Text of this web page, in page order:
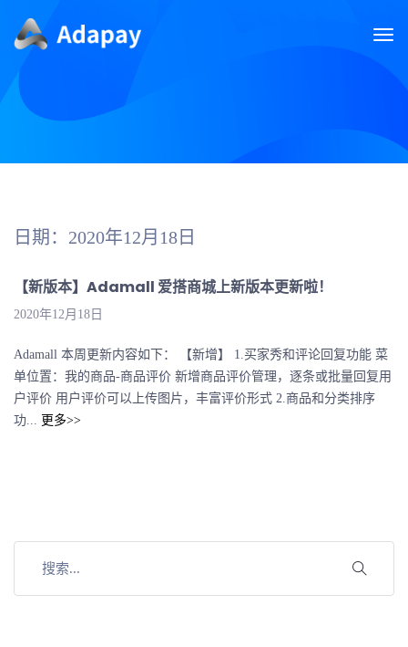
日期：2020年12月18日
【新版本】Adamall 爱搭商城上新版本更新啦！
2020年12月18日
Adamall 本周更新内容如下： 【新增】 1.买家秀和评论回复功能 菜
单位置：我的商品-商品评价 新增商品评价管理，逐条或批量回复用
户评价 用户评价可以上传图片，丰富评价形式 2.商品和分类排序
功... 更多>>